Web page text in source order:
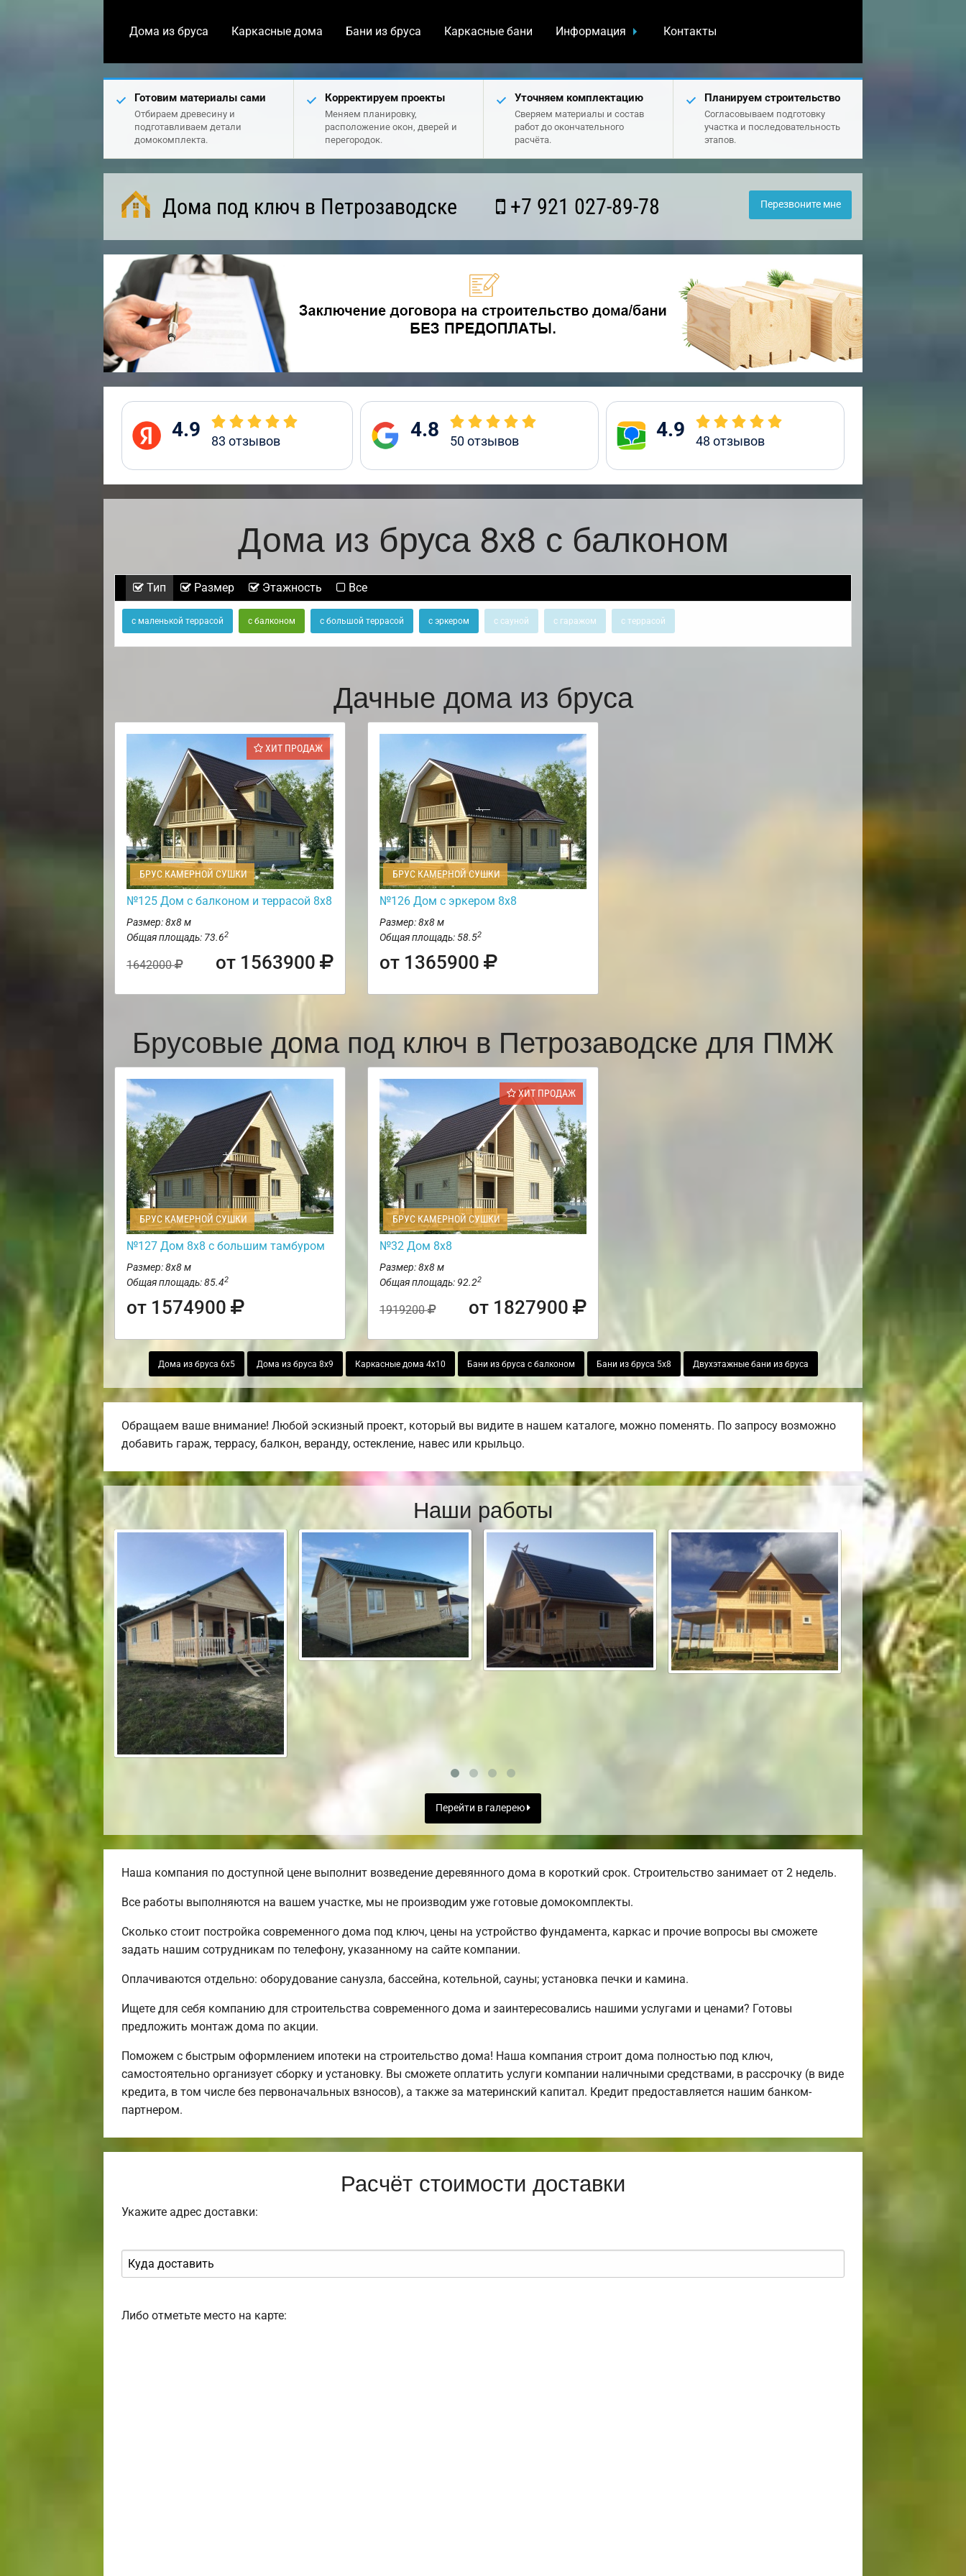
Дома из бруса Каркасные дома Бани из бруса Каркасные бани Информация Контакты
Готовим материалы сами
Отбираем древесину и
подготавливаем детали
домокомплекта.
Корректируем проекты
Меняем планировку,
расположение окон, дверей и
перегородок.
Уточняем комплектацию
Сверяем материалы и состав
работ до окончательного
расчёта.
Планируем строительство
Согласовываем подготовку
участка и последовательность
этапов.
Дома под ключ в Петрозаводске +7 921 027-89-78 Перезвоните мне
4.9 83 отзывов 4.8 50отзывов 4.9 48 отзывов
Дома из бруса 8х8 с балконом
Тип Размер Этажность Все
с маленькой террасой с балконом с большой террасой с эркером с сауной с гаражом с террасой
Дачные дома из бруса
ХИТ ПРОДАЖ
БРУС КАМЕРНОЙ СУШКИ
№125 Дом с балконом и террасой 8х8
Размер: 8х8 м
Общая площадь: 73.62
1642000 от 1563900
БРУС КАМЕРНОЙ СУШКИ
№126 Дом с эркером 8х8
Размер: 8х8 м
Общая площадь: 58.52
от 1365900
Брусовые дома под ключ в Петрозаводске для ПМЖ
БРУС КАМЕРНОЙ СУШКИ
№127 Дом 8х8 с большим тамбуром
Размер: 8х8 м
Общая площадь: 85.42
от 1574900
ХИТ ПРОДАЖ
БРУС КАМЕРНОЙ СУШКИ
№32 Дом 8х8
Размер: 8х8 м
Общая площадь: 92.22
1919200 от 1827900
Дома из бруса 6х5 Дома из бруса 8х9 Каркасные дома 4х10 Бани из бруса с балконом Бани из бруса 5х8 Двухэтажные бани из бруса
Обращаем ваше внимание! Любой эскизный проект, который вы видите в нашем каталоге, можно поменять. По запросу возможно
добавить гараж, террасу, балкон, веранду, остекление, навес или крыльцо.
Наши работы
Перейти в галерею
Наша компания по доступной цене выполнит возведение деревянного дома в короткий срок. Строительство занимает от 2 недель.
Все работы выполняются на вашем участке, мы не производим уже готовые домокомплекты.
Сколько стоит постройка современного дома под ключ, цены на устройство фундамента, каркас и прочие вопросы вы сможете
задать нашим сотрудникам по телефону, указанному на сайте компании.
Оплачиваются отдельно: оборудование санузла, бассейна, котельной, сауны; установка печки и камина.
Ищете для себя компанию для строительства современного дома и заинтересовались нашими услугами и ценами? Готовы
предложить монтаж дома по акции.
Поможем с быстрым оформлением ипотеки на строительство дома! Наша компания строит дома полностью под ключ,
самостоятельно организует сборку и установку. Вы сможете оплатить услуги компании наличными средствами, в рассрочку (в виде
кредита, в том числе без первоначальных взносов), а также за материнский капитал. Кредит предоставляется нашим банком-
партнером.
Расчёт стоимости доставки
Укажите адрес доставки:
Либо отметьте место на карте: